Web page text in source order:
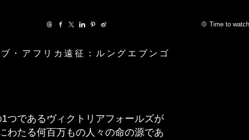
Time to
・アフリカ遠征：ルングエブンゴ
つであるヴィクトリアフォールズが
わたる何百万もの人々の命の源であ